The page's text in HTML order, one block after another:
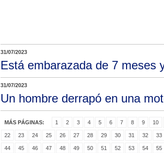
31/07/2023
Está embarazada de 7 meses
31/07/2023
Un hombre derrapó en una
MÁS PÁGINAS: 1 2 3 4 5 6 7 8 9 10
22 23 24 25 26 27 28 29 30 31 32 33
44 45 46 47 48 49 50 51 52 53 54 55